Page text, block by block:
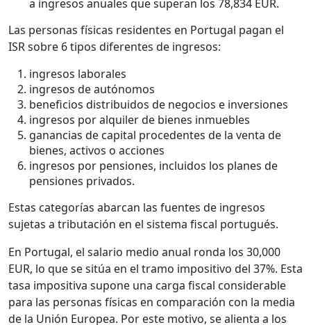
a ingresos anuales que superan los 78,834 EUR.
Las personas físicas residentes en Portugal pagan el
ISR sobre 6 tipos diferentes de ingresos:
ingresos laborales
ingresos de autónomos
beneficios distribuidos de negocios e inversiones
ingresos por alquiler de bienes inmuebles
ganancias de capital procedentes de la venta de
bienes, activos o acciones
ingresos por pensiones, incluidos los planes de
pensiones privados.
Estas categorías abarcan las fuentes de ingresos
sujetas a tributación en el sistema fiscal portugués.
En Portugal, el salario medio anual ronda los 30,000
EUR, lo que se sitúa en el tramo impositivo del 37%. Esta
tasa impositiva supone una carga fiscal considerable
para las personas físicas en comparación con la media
de la Unión Europea. Por este motivo, se alienta a los